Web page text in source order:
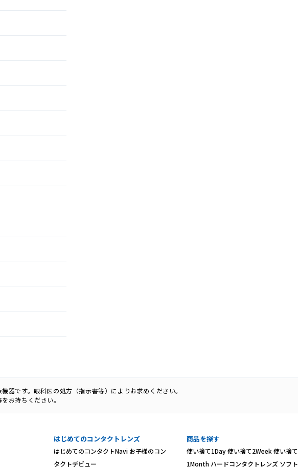
器です。眼科医の処方（指示書等）によりお求めください。
お持ちください。
はじめてのコンタクトレンズ
はじめてのコンタクトNavi お子様のコン
タクトデビュー
商品を探す
使い捨て1Day 使い捨て2Week 使い捨て
1Month ハードコンタクトレンズ ソフト